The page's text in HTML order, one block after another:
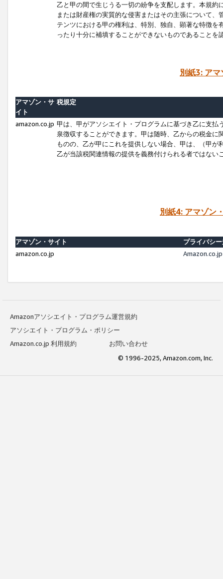
乙と甲の間で生じうる一切の紛争を支配します。本規
または財産権の実質的な侵害またはその主張について
テンツにおける甲の権利は、特別、独自、顕著な特徴
ったり十分に補填することができないものであることを
別紙3: ア
アマゾン・サ
イト
税規定
amazon.co.jp 甲は、甲がアソシエイト・プログラムに基づき乙に支
泉徴収することができます。甲は随時、乙からの税金
ものの、乙が甲にこれを提供しない場合、甲は、（甲
乙が当該税関連情報の提供を義務付けられる者ではな
別紙4: アマゾン
アマゾン・サイト
プライバシ
amazon.co.jp
Amazonアソシエイト・プログラム運営規約
アソシエイト・プログラム・ポリシー
Amazon.co.jp 利用規約
お問い合わせ
© 1996-2025, Amazon.com, Inc.